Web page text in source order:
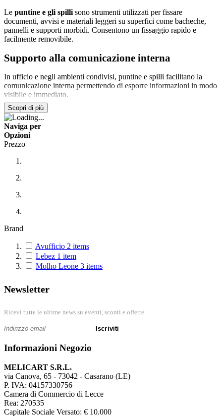
Le puntine e gli spilli sono strumenti utilizzati per fissare
documenti, avvisi e materiali leggeri su superfici come bacheche,
pannelli e supporti morbidi. Consentono un fissaggio rapido e
facilmente removibile.
Supporto alla comunicazione interna
In ufficio e negli ambienti condivisi, puntine e spilli facilitano la
comunicazione interna permettendo di esporre informazioni in modo
visibile e immediato.
Utilizzo in ambito scolastico
A scuola, vengono utilizzati per affiggere comunicazioni, lavori
didattici e materiali informativi, favorendo la condivisione visiva.
Fissaggi non permanenti
La possibilità di rimuovere facilmente i materiali consente una
Ordine e visibilità
Fissare documenti su bacheche aiuta a mantenere ordine e chiarezza.
Supporto alle attività organizzative
Le puntine facilitano la gestione di avvisi e promemoria.
Semplicità e immediatezza
Scopri di più
Naviga per
Opzioni
Prezzo
Brand
Avufficio 2 items
Lebez 1 item
Molho Leone 3 items
Newsletter
Ricevi tutte le ultime news su eventi, sconti e offerte.
Iscriviti
Informazioni Negozio
MELICART S.R.L.
via Canova, 65 - 73042 - Casarano (LE)
P. IVA: 04157330756
Camera di Commercio di Lecce
Rea: 270535
Capitale Sociale Versato: € 10.000